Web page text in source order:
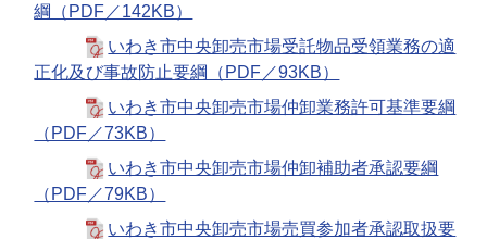
綱（PDF／142KB）
いわき市中央卸売市場受託物品受領業務の適
正化及び事故防止要綱（PDF／93KB）
いわき市中央卸売市場仲卸業務許可基準要綱
（PDF／73KB）
いわき市中央卸売市場仲卸補助者承認要綱
（PDF／79KB）
いわき市中央卸売市場売買参加者承認取扱要